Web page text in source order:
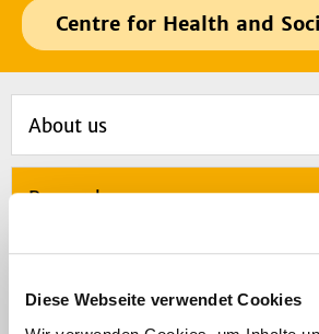
Diese Webseite verwendet Cookies
Centre for Health and
About us
Research